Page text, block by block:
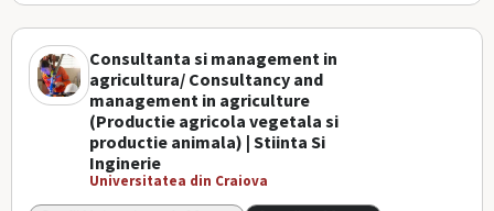
Consultanta si management in
agricultura/ Consultancy and
management in agriculture
(Productie agricola vegetala si
productie animala) | Stiinta Si
Inginerie
Universitatea din Craiova